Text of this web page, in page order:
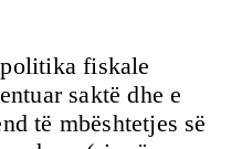
fiskale
saktë dhe e
të mbështetjes së